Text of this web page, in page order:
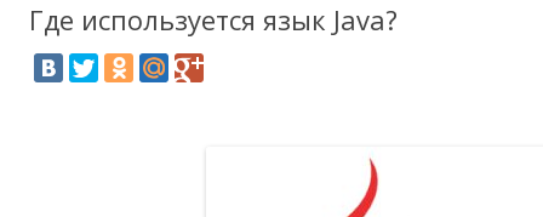
Где используется язык Java?